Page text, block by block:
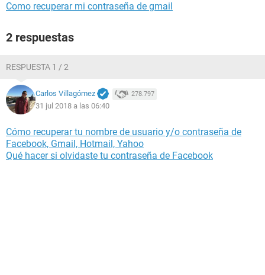
Como recuperar mi contraseña de gmail
2 respuestas
RESPUESTA 1 / 2
Carlos Villagómez 278.797
31 jul 2018 a las 06:40
Cómo recuperar tu nombre de usuario y/o contraseña de
Facebook, Gmail, Hotmail, Yahoo
Qué hacer si olvidaste tu contraseña de Facebook